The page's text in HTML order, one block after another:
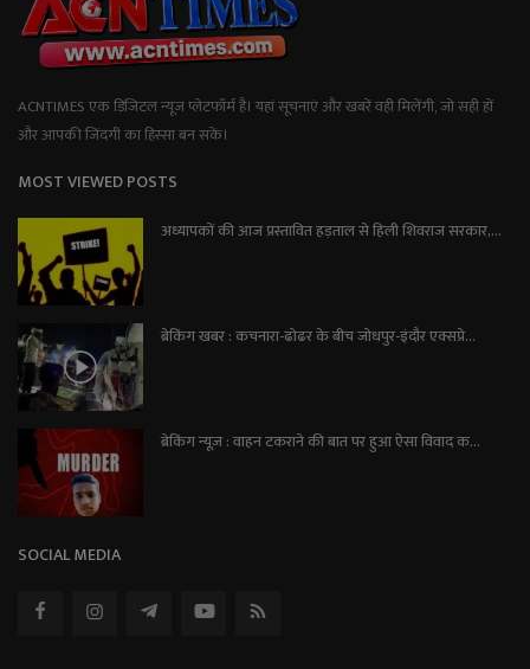
ACNTIMES एक डिजिटल न्यूज प्लेटफॉर्म है। यहां सूचनाएं और खबरें वही मिलेंगी, जो सही हों
और आपकी जिंदगी का हिस्सा बन सकें।
MOST VIEWED POSTS
अध्यापकों की आज प्रस्तावित हड़ताल से हिली शिवराज सरकार,...
ब्रेकिंग खबर : कचनारा-ढोढर के बीच जोधपुर-इंदौर एक्सप्रे...
ब्रेकिंग न्यूज़ : वाहन टकराने की बात पर हुआ ऐसा विवाद क...
SOCIAL MEDIA